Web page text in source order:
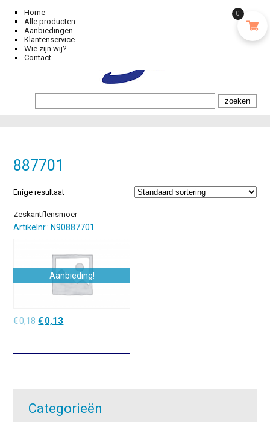
Home
Alle producten
Aanbiedingen
Klantenservice
Wie zijn wij?
Contact
887701
Enige resultaat
Zeskantflensmoer
Artikelnr.: N90887701
Aanbieding!
€0,18Oorspronkelijke
€0,18.
€ 0,13
€0,13.
Categorieën
0